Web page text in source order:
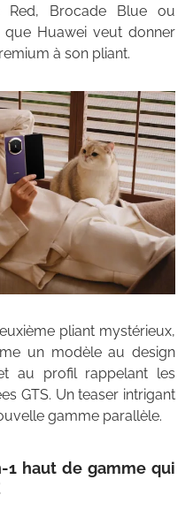
Red, Brocade Blue ou
Huawei veut donner
à son pliant.
pliant mystérieux,
un modèle au design
au profil rappelant les
GTS. Un teaser intrigant
gamme parallèle.
1 haut de gamme qui